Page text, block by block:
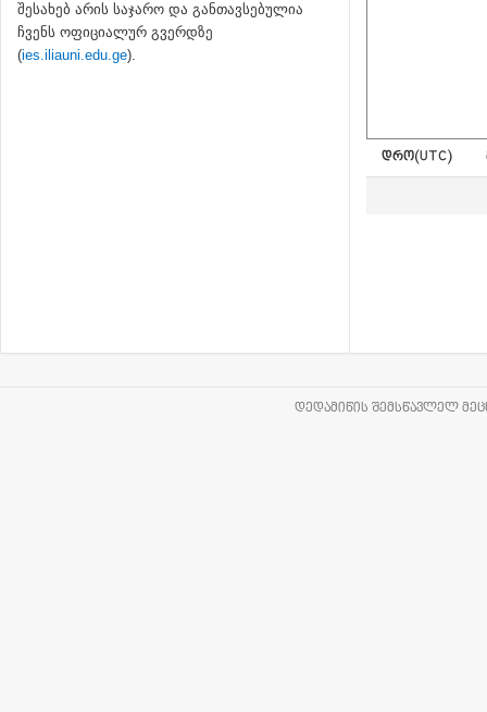
შესახებ არის საჯარო და განთავსებულია
ჩვენს ოფიციალურ გვერდზე
(ies.iliauni.edu.ge).
ᲓᲠᲝ(UTC)
ᲓᲔᲓᲐᲛᲘᲬᲘᲡ ᲨᲔᲛᲡᲬᲐᲕᲚᲔᲚ